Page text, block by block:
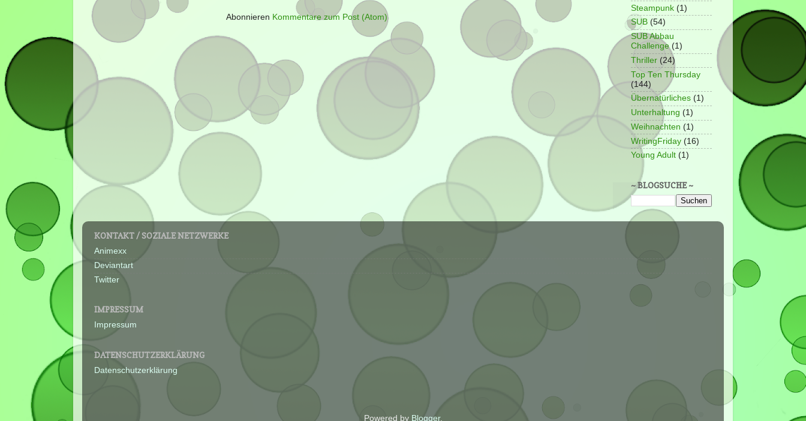
Abonnieren Kommentare zum Post (Atom)
Steampunk (1)
SUB (54)
SUB Abbau
Challenge (1)
Thriller (24)
Top Ten Thursday
(144)
Übernatürliches (1)
Unterhaltung (1)
Weihnachten (1)
WritingFriday (16)
Young Adult (1)
~ BLOGSUCHE ~
KONTAKT / SOZIALE NETZWERKE
Animexx
Deviantart
Twitter
IMPRESSUM
Impressum
DATENSCHUTZERKLÄRUNG
Datenschutzerklärung
Powered by Blogger.